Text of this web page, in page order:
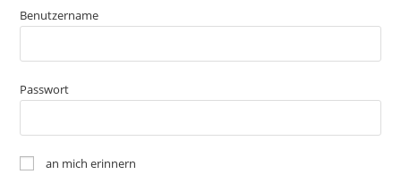
Benutzername
Passwort
an mich erinnern